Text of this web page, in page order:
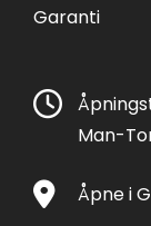
Garanti
Man-
Åpne i